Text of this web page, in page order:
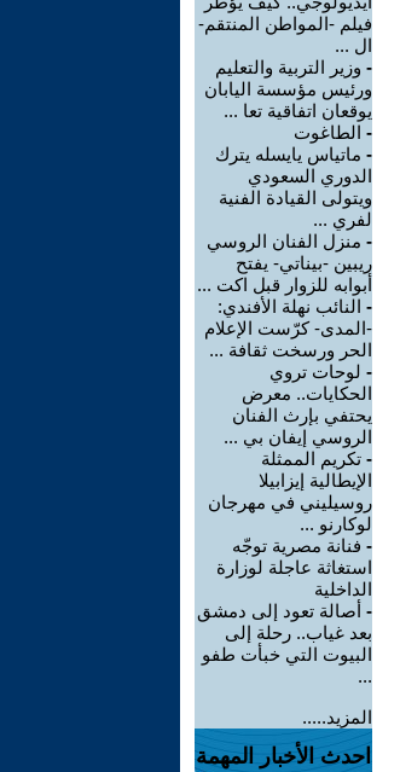
فيلم -المواطن المنتقم-
ال ...
- وزير التربية والتعليم
ورئيس مؤسسة اليابان
يوقعان اتفاقية تعا ...
- الطاغوت
- ماتياس يايسله يترك
الدوري السعودي
ويتولى القيادة الفنية
لفري ...
- منزل الفنان الروسي
ريبين -بيناتي- يفتح
أبوابه للزوار قبل اكت ...
- النائب نهلة الأفندي:
-المدى- كرّست الإعلام
الحر ورسخت ثقافة ...
- لوحات تروي
الحكايات.. معرض
يحتفي بإرث الفنان
الروسي إيفان بي ...
- تكريم الممثلة
الإيطالية إيزابيلا
روسيليني في مهرجان
لوكارنو ...
- فنانة مصرية توجّه
استغاثة عاجلة لوزارة
الداخلية
- أصالة تعود إلى دمشق
بعد غياب.. رحلة إلى
البيوت التي خبأت طفو
...
المزيد.....
احدث الأخبار المهمة